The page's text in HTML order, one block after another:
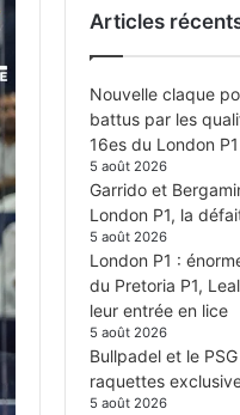
Articles
Nouvelle claque
battus par les
16es du London P1
5 août 2026
Garrido et
London P1, la
5 août 2026
London P1 :
du Pretoria P1,
leur entrée en lice
5 août 2026
Bullpadel et le
raquettes
5 août 2026